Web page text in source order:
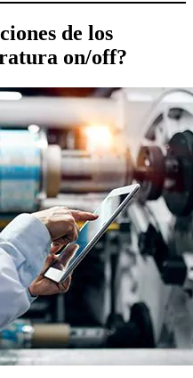
de los
on/off?